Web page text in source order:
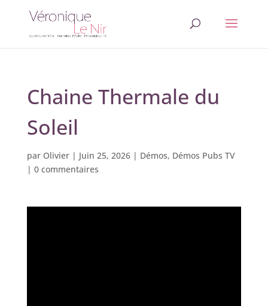
Chaine Thermale du
Soleil
par Olivier| Juin 25, 2026| Démos, Démos Pubs TV
| 0 commentaires